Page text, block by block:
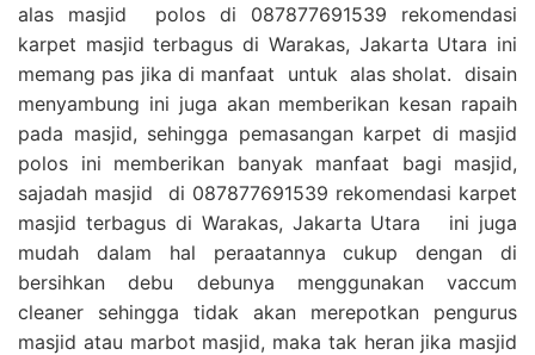
alas masjid polos di 087877691539 rekomendasi
karpet masjid terbagus di Warakas, Jakarta Utara ini
memang pas jika di manfaat untuk alas sholat. disain
menyambung ini juga akan memberikan kesan rapaih
pada masjid, sehingga pemasangan karpet di masjid
polos ini memberikan banyak manfaat bagi masjid,
sajadah masjid di 087877691539 rekomendasi karpet
masjid terbagus di Warakas, Jakarta Utara ini juga
mudah dalam hal peraatannya cukup dengan di
bersihkan debu debunya menggunakan vaccum
cleaner sehingga tidak akan merepotkan pengurus
masjid atau marbot masjid, maka tak heran jika masjid